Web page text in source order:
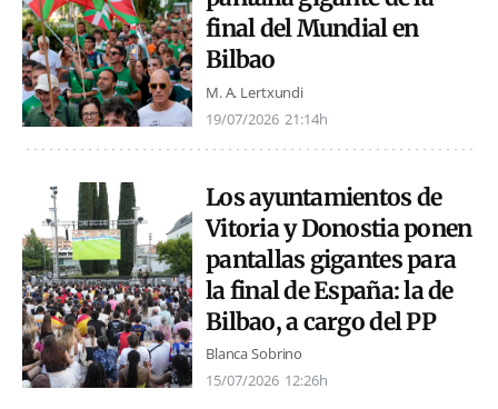
final del Mundial en
Bilbao
M. A. Lertxundi
19/07/2026 21:14h
Los ayuntamientos de
Vitoria y Donostia ponen
pantallas gigantes para
la final de España: la de
Bilbao, a cargo del PP
Blanca Sobrino
15/07/2026 12:26h